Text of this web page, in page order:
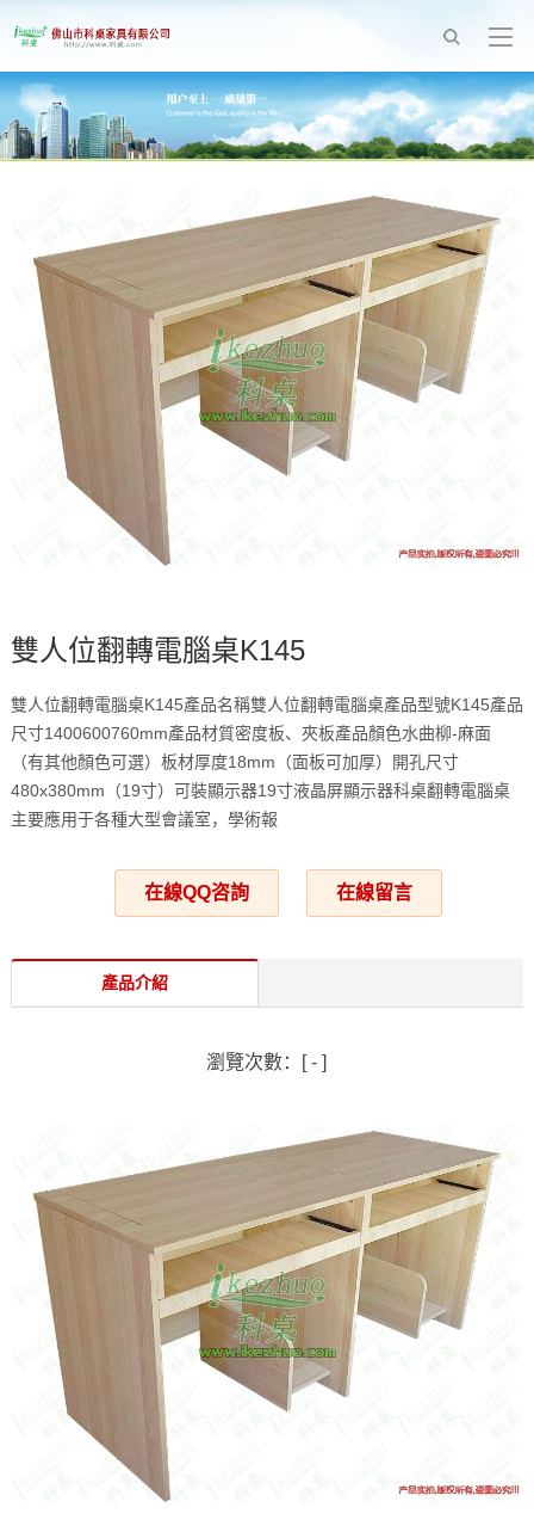
雙人位翻轉電腦桌K145
雙人位翻轉電腦桌K145產品名稱雙人位翻轉電腦桌產品型號K145產品
尺寸1400600760mm產品材質密度板、夾板產品顏色水曲柳-麻面
（有其他顏色可選）板材厚度18mm（面板可加厚）開孔尺寸
480x380mm（19寸）可裝顯示器19寸液晶屏顯示器科桌翻轉電腦桌
主要應用于各種大型會議室，學術報
在線QQ咨詢 在線留言
產品介紹
瀏覽次數：[- ]